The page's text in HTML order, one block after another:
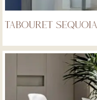
Tabouret Sequoia